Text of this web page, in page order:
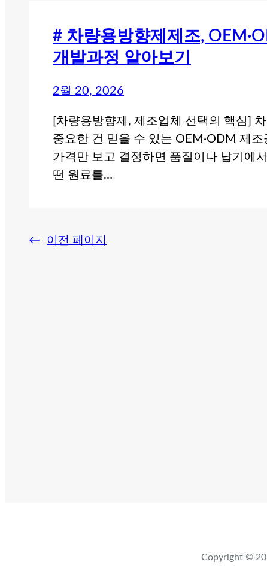
# 차량용방향제제조,
개발과정 알아보기
2월 20, 2026
[차량용방향제, 제조업체 선택의 핵심]
중요한 건 믿을 수 있는 OEM·ODM 제
가격만 보고 결정하면 품질이나 납기에
떤 원료를…
← 이전 페이지
Copyright ©